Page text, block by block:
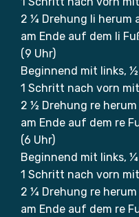
2 ¼ Drehung li herum
am Ende auf dem li
(9 Uhr)
Beginnend mit links,
1 Schritt nach vorn
2 ½ Drehung re
am Ende auf dem re
(6 Uhr)
Beginnend mit links,
1 Schritt nach vorn
2 ¼ Drehung re
am Ende auf dem re